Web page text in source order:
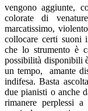
vengono aggiunte,
colorate di
marcatissimo,
collocare certi suoni
che lo strumento è
possibilità disponibili
un tempo, amante
indifesa. Basta
due pianisti o anche
rimanere perplessi